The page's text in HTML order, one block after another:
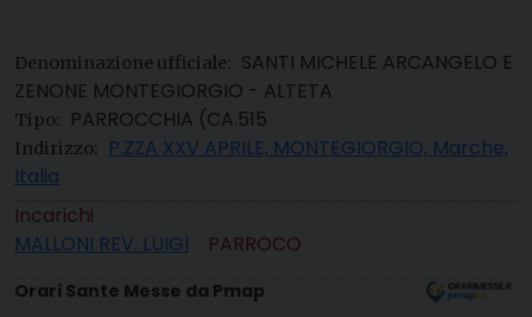
Denominazione ufficiale:
SANTI MICHELE ARCANGELO E
ZENONE MONTEGIORGIO - ALTETA
Tipo: PARROCCHIA (CA.515
Indirizzo:
P.ZZA XXV APRILE, MONTEGIORGIO, Marche,
Italia
Incarichi
MALLONI REV. LUIGI
PARROCO
Orari Sante Messe da Pmap